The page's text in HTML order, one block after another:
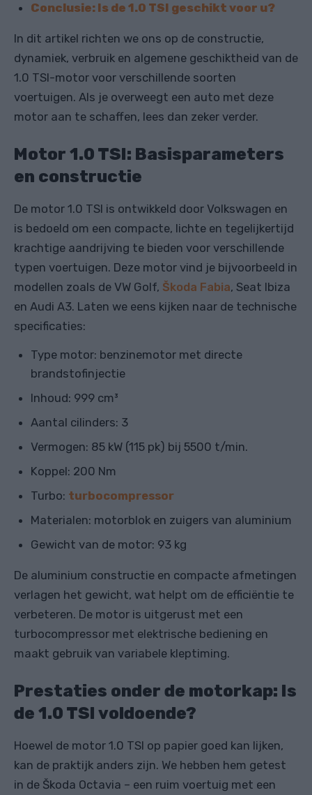
Conclusie: Is de 1.0 TSI geschikt voor u?
In dit artikel richten we ons op de constructie,
dynamiek, verbruik en algemene geschiktheid van de
1.0 TSI-motor voor verschillende soorten
voertuigen. Als je overweegt een auto met deze
motor aan te schaffen, lees dan zeker verder.
Motor 1.0 TSI: Basisparameters
en constructie
De motor 1.0 TSI is ontwikkeld door Volkswagen en
is bedoeld om een compacte, lichte en tegelijkertijd
krachtige aandrijving te bieden voor verschillende
typen voertuigen. Deze motor vind je bijvoorbeeld in
modellen zoals de VW Golf, Škoda Fabia, Seat Ibiza
en Audi A3. Laten we eens kijken naar de technische
specificaties:
Type motor: benzinemotor met directe
brandstofinjectie
Inhoud: 999 cm³
Aantal cilinders: 3
Vermogen: 85 kW (115 pk) bij 5500 t/min.
Koppel: 200 Nm
Turbo: turbocompressor
Materialen: motorblok en zuigers van aluminium
Gewicht van de motor: 93 kg
De aluminium constructie en compacte afmetingen
verlagen het gewicht, wat helpt om de efficiëntie te
verbeteren. De motor is uitgerust met een
turbocompressor met elektrische bediening en
maakt gebruik van variabele kleptiming.
Prestaties onder de motorkap: Is
de 1.0 TSI voldoende?
Hoewel de motor 1.0 TSI op papier goed kan lijken,
kan de praktijk anders zijn. We hebben hem getest
in de Škoda Octavia – een ruim voertuig met een